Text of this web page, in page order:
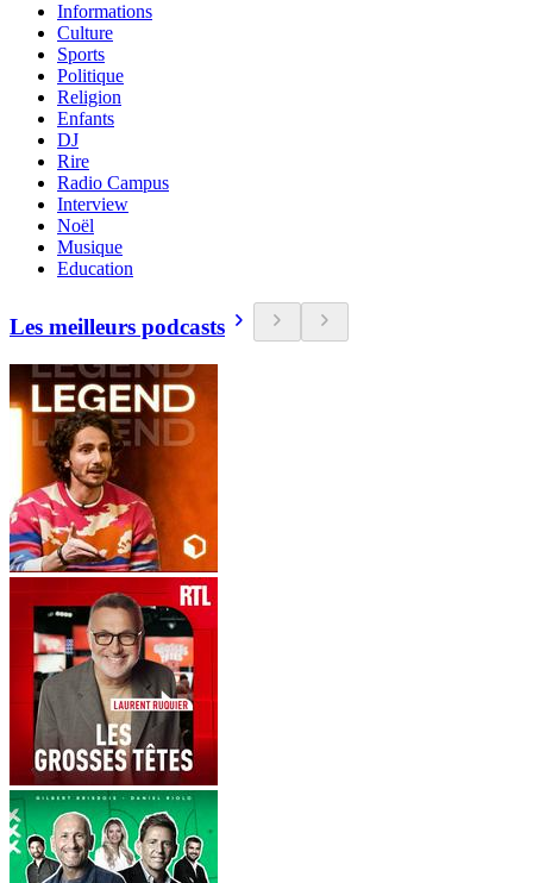
Informations
Culture
Sports
Politique
Religion
Enfants
DJ
Rire
Radio Campus
Interview
Noël
Musique
Education
Les meilleurs podcasts